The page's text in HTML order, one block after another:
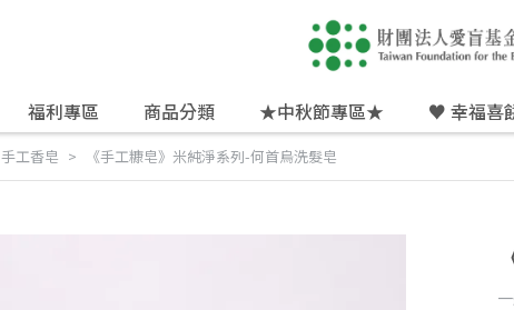
福利專區 商品分類 ★中秋節專區★ ♥ 幸福喜
手工香皂 《手工糠皂》米純淨系列-何首烏洗髮皂